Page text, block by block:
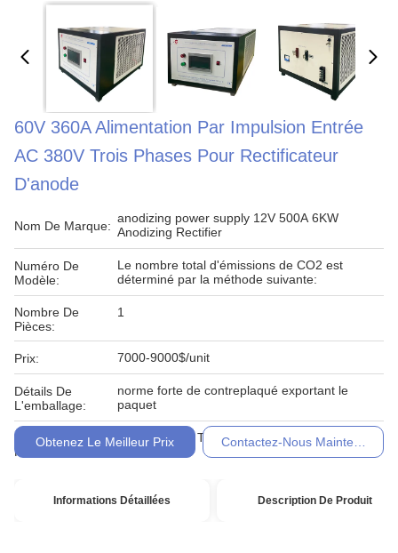
60V 360A Alimentation Par Impulsion Entrée
AC 380V Trois Phases Pour Rectificateur
D'anode
Nom De Marque:
anodizing power supply 12V 500A 6KW
Anodizing Rectifier
Numéro De
Modèle:
Le nombre total d'émissions de CO2 est
déterminé par la méthode suivante:
Nombre De
Pièces:
1
Prix: 7000-9000$/unit
Détails De
L'emballage:
norme forte de contreplaqué exportant le
paquet
Conditions De
Paiement:
L/C, D/A, D/P, T/T, Western Union,
Obtenez Le Meilleur Prix Contactez-Nous Maintenant
Informations Détaillées Description De Produit